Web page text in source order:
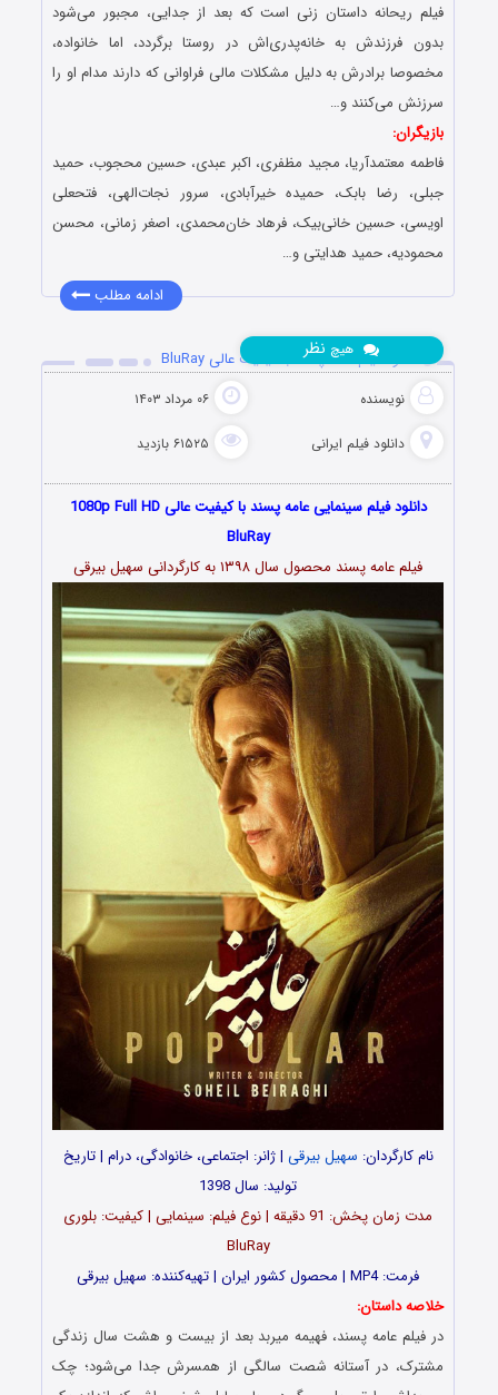
فیلم ریحانه داستان زنی است که بعد از جدایی، مجبور می‌شود
بدون فرزندش به خانه‌پدری‌اش در روستا برگردد، اما خانواده،
مخصوصا برادرش به دلیل مشکلات مالی فراوانی که دارند مدام او را
سرزنش می‌کنند و…
بازیگران:
فاطمه معتمدآریا، مجید مظفری، اکبر عبدی، حسین محجوب، حمید
جبلی، رضا بابک، حمیده خیرآبادی، سرور نجات‌الهی، فتحعلی
اویسی، حسین خانی‌بیک، فرهاد خان‌محمدی، اصغر زمانی، محسن
محمودیه، حمید هدایتی و…
ادامه مطلب
دانلود فیلم عامه پسند با کیفیت عالی BluRay
نویسنده ۰۶ مرداد ۱۴۰۳
دانلود فیلم‌ ایرانی ۶۱۵۲۵ بازدید
هیچ نظر
دانلود فیلم سینمایی عامه پسند با کیفیت عالی 1080p Full HD
BluRay
فیلم عامه پسند محصول سال ۱۳۹۸ به کارگردانی سهیل بیرقی
نام کارگردان: سهیل بیرقی | ژانر: اجتماعی، خانوادگی، درام | تاریخ
تولید: سال 1398
مدت‌‌ زمان پخش: 91 دقیقه | نوع فیلم: سینمایی | کیفیت: بلوری
BluRay
فرمت: MP4 | محصول کشور ایران | تهیه‎‌کننده: سهیل بیرقی
خلاصه داستان:
در فیلم عامه پسند، فهیمه میربد بعد از بیست و هشت سال زندگی
مشترک، در آستانه شصت سالگی از همسرش جدا می‌شود؛ چک